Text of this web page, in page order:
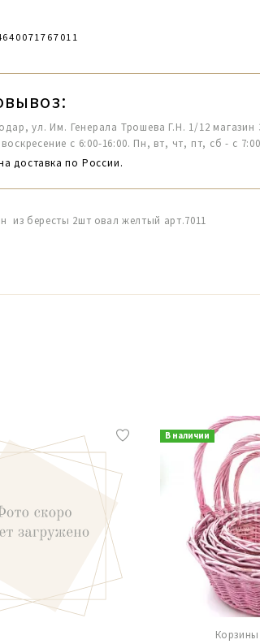
ул. Им. Генерала Трошева Г.Н. 1/12 магазин
с 6:00-16:00. Пн, вт, чт, пт, сб - с
доставка по России.
из бересты 2шт овал желтый арт.7011
В наличии